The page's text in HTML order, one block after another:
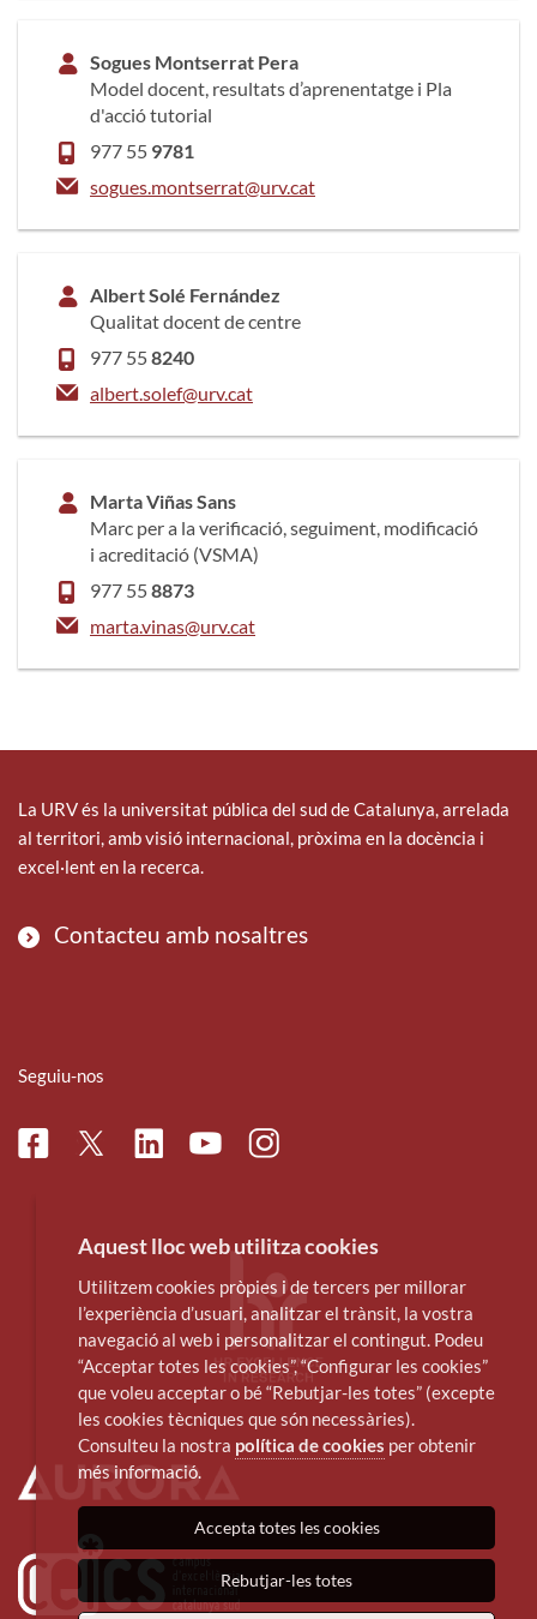
Sogues Montserrat Pera
Model docent, resultats d’aprenentatge i Pla
d'acció tutorial
977 55 9781
sogues.montserrat@urv.cat
Albert Solé Fernández
Qualitat docent de centre
977 558240
albert.solef@urv.cat
Marta Viñas Sans
Marc per a la verificació, seguiment, modificació
i acreditació (VSMA)
977 558873
marta.vinas@urv.cat
La URV és la universitat pública del sud de Catalunya, arrelada
al territori, amb visió internacional, pròxima en la docència i
excel·lent en la recerca.
Contacteu amb nosaltres
Seguiu-nos
FacebookTwitterLinkedinYoutubeInstagram
Aquest lloc web utilitza cookies
Utilitzem cookies pròpies i de tercers per millorar
l’experiència d’usuari, analitzar el trànsit, la vostra
navegació al web i personalitzar el contingut. Podeu
“Acceptar totes les cookies”, “Configurar les cookies”
que voleu acceptar o bé “Rebutjar-les totes” (excepte
les cookies tècniques que són necessàries).
Consulteu la nostra política de cookies per obtenir
més informació.
Accepta totes les cookies
Rebutjar-les totes